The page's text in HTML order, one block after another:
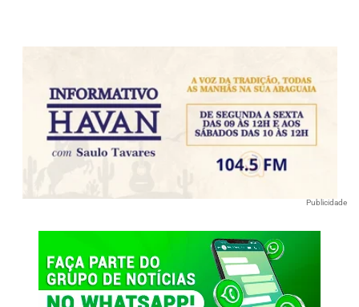
Publicidade